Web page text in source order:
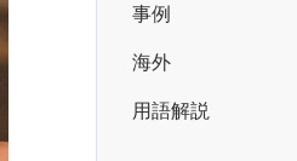
事例
海外
用語解説